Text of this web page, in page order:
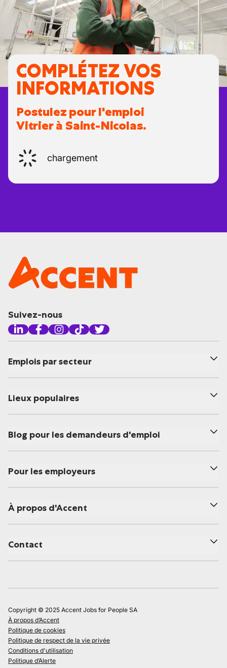
COMPLÉTEZ VOS
INFORMATIONS
Postulez pour l'emploi
Vitrier à Saint-Nicolas.
chargement
Suivez-nous
Emplois par secteur
Lieux populaires
Blog pour les demandeurs d'emploi
Pour les employeurs
À propos d'Accent
Contact
Copyright © 2025 Accent Jobs for People SA
À propos d’Accent
Politique de cookies
Politique de respect de la vie privée
Conditions d'utilisation
Politique d’Alerte